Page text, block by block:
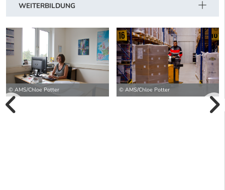
WEITERBILDUNG
© AMS/Chloe Potter © AMS/Chloe Potter